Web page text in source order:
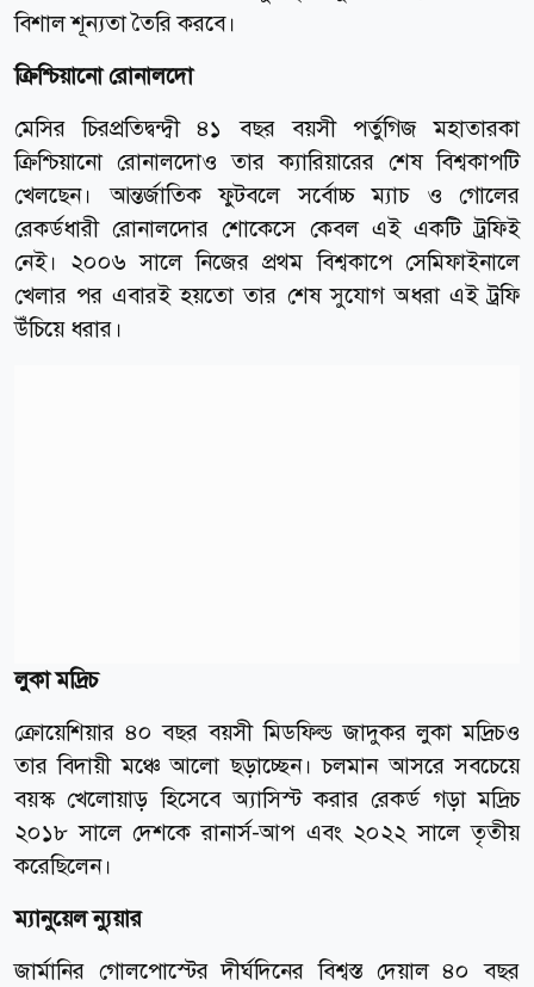
বিশাল শূন্যতা তৈরি করবে।
ক্রিশ্চিয়ানো রোনালদো
মেসির চিরপ্রতিদ্বন্দ্বী ৪১ বছর বয়সী পর্তুগিজ মহাতারকা
ক্রিশ্চিয়ানো রোনালদোও তার ক্যারিয়ারের শেষ বিশ্বকাপটি
খেলছেন। আন্তর্জাতিক ফুটবলে সর্বোচ্চ ম্যাচ ও গোলের
রেকর্ডধারী রোনালদোর শোকেসে কেবল এই একটি ট্রফিই
নেই। ২০০৬ সালে নিজের প্রথম বিশ্বকাপে সেমিফাইনালে
খেলার পর এবারই হয়তো তার শেষ সুযোগ অধরা এই ট্রফি
উঁচিয়ে ধরার।
লুকা মদ্রিচ
ক্রোয়েশিয়ার ৪০ বছর বয়সী মিডফিল্ড জাদুকর লুকা মদ্রিচও
তার বিদায়ী মঞ্চে আলো ছড়াচ্ছেন। চলমান আসরে সবচেয়ে
বয়স্ক খেলোয়াড় হিসেবে অ্যাসিস্ট করার রেকর্ড গড়া মদ্রিচ
২০১৮ সালে দেশকে রানার্স-আপ এবং ২০২২ সালে তৃতীয়
করেছিলেন।
ম্যানুয়েল ন্যুয়ার
জার্মানির গোলপোস্টের দীর্ঘদিনের বিশ্বস্ত দেয়াল ৪০ বছর